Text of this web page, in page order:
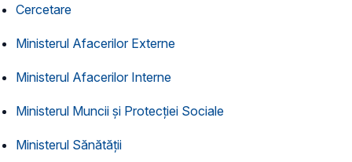
Cercetare
Ministerul Afacerilor Externe
Ministerul Afacerilor Interne
Ministerul Muncii și Protecției Sociale
Ministerul Sănătății